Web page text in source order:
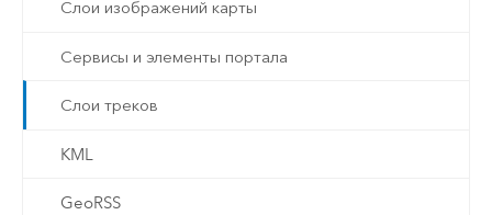
Слои изображений карты
Сервисы и элементы портала
Слои треков
KML
GeoRSS